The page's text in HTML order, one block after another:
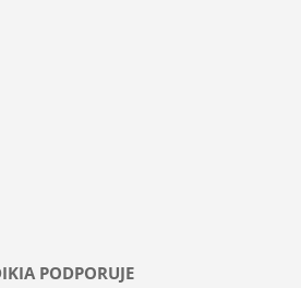
PODPORUJE